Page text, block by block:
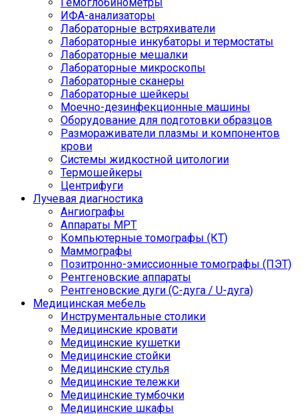
ИФА-анализаторы
Лабораторные встряхиватели
Лабораторные инкубаторы и термостаты
Лабораторные мешалки
Лабораторные микроскопы
Лабораторные сканеры
Лабораторные шейкеры
Моечно-дезинфекционные машины
Оборудование для подготовки образцов
Размораживатели плазмы и компонентов
крови
Системы жидкостной цитологии
Термошейкеры
Центрифуги
Лучевая диагностика
Ангиографы
Аппараты МРТ
Компьютерные томографы (КТ)
Маммографы
Позитронно-эмиссионные томографы (ПЭТ)
Рентгеновские аппараты
Рентгеновские дуги (С-дуга / U-дуга)
Медицинская мебель
Инструментальные столики
Медицинские кровати
Медицинские кушетки
Медицинские стойки
Медицинские стулья
Медицинские тележки
Медицинские тумбочки
Медицинские шкафы